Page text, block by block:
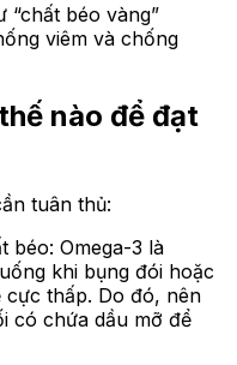
“chất béo vàng”
viêm và chống
nào để đạt
tuân thủ:
béo: Omega-3 là
khi bụng đói hoặc
thấp. Do đó, nên
có chứa dầu mỡ để